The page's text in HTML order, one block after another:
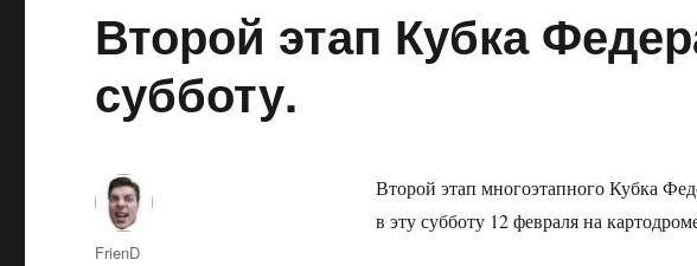
как
никогда
оказался
массовым
Второй этап Кубка
субботу.
Второй этап многоэтапного Кубка
в эту субботу 12 февраля на
Автор
FrienD